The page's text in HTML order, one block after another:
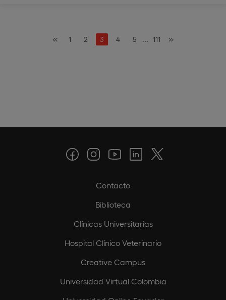
« 1 2 3 4 5 ... 111 »
Contacto
Biblioteca
Clínicas Universitarias
Hospital Clínico Veterinario
Creative Campus
Universidad Virtual Colombia